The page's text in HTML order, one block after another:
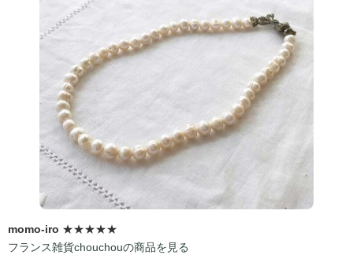
momo-iro ★★★★★
フランス雑貨chouchouの商品を見る